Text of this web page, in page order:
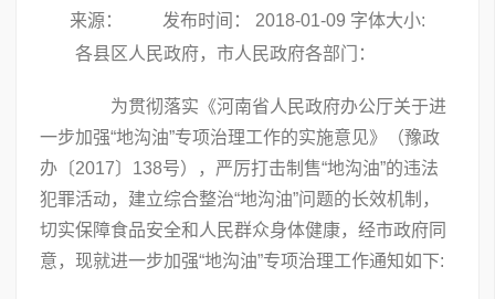
来源： 发布时间： 2018-01-09 字体大小:
各县区人民政府，市人民政府各部门：
为贯彻落实《河南省人民政府办公厅关于进
一步加强“地沟油”专项治理工作的实施意见》（豫政
办〔2017〕138号），严厉打击制售“地沟油”的违法
犯罪活动，建立综合整治“地沟油”问题的长效机制，
切实保障食品安全和人民群众身体健康，经市政府同
意，现就进一步加强“地沟油”专项治理工作通知如下: